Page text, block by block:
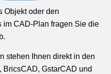
Objekt oder den
im CAD-Plan fragen Sie die
stehen Ihnen direkt in den
GstarCAD und